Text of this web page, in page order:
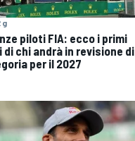
g
piloti FIA: ecco i primi
di chi andrà in revisione di
per il 2027